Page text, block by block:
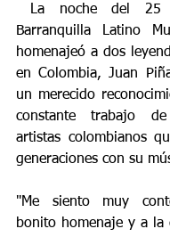
Barranquilla Latino
homenajeó a dos
en Colombia, Juan
un merecido
constante trabajo
artistas colombianos
generaciones con su
"Me siento muy
bonito homenaje y a la